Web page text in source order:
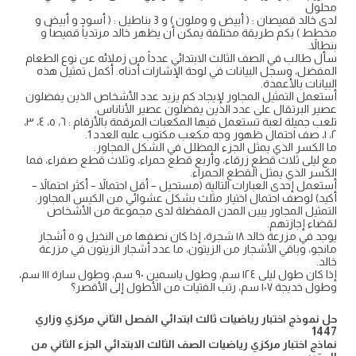
محلول
لدى خالد قميصان : ( أبيض و وملون ) و 3 بناطيل : ( أسود و أبيض و
مخطط ) بكم طريقة مختلفة يمكن أن يظهر خالد مرتدياً قميصاً و
بنطالاً.
سأل طالب في الصف الثالث الابتدائي عدداً من زملائه عن نوع الطعام
المفضل، وسجل البيانات في لوحة الإشارات أدناه. أكمل تمثيل هذه
البيانات بالأعمدة.
أستعمل التمثيل المجاور لإيجاد كم يزيد عدد الأشخاص الذين يفضلون
عصير البرتقال على عدد الذين يفضلون عصير الأناناس.
تلعب جميلة لعبة تستعمل فيها المكعبات المرقمة بالأرقام : ٦، ٥، ٤، ٣،
٢، ١، صف احتمال ظهور وجه مكعب مكتوب عليه العدد 1.
ما الكسر الذي يمثل الجزء المظلل في الشكل المجاور.
مع ليلى ثلاث قطع زرقاء، وأربع قطع حمراء، وثلاث قطع صفراء، فما
الكسر الذي يمثل القطع الحمراء.
أستعمل إحدى العبارات التالية (مستحيل – أقل احتمالاً – أكثر احتمالاً –
أكيد) لوصف احتمال اختيار مثلث بشكل عشوائي من الكيس المجاور.
التمثيل المجاور يبين المدن المفضلة لدى مجموعة من الأشخاص
لقضاء إجازتهم.
يوجد في مزرعة خالد ١٨ شجرة، إذا كان نصفها من النخيل و ٥ أشجار
مانجو، وباقي الأشجار من الزيتون، ما عدد أشجار الزيتون في مزرعة
خالد.
إذا كان طول ليلى ١٢٤ سم، وطول ياسمين ٩٠ سم، وطول سارة ١١١ سم،
وطول خديجة ١٠٧ سم، رتب الفتيات من الأطول إلى الأقصر؟
حل نموذج اختبار رياضيات ثالث ابتدائي الفصل الثاني مركزي وزاري
1447
نماذج اختبار مركزي رياضيات الصف الثالث الابتدائي الجزء الثاني من